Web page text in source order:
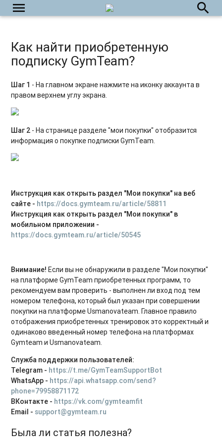
menu search
Как найти приобретенную
подписку GymTeam?
Шаг 1 - На главном экране нажмите на иконку аккаунта в
правом верхнем углу экрана.
Шаг 2 - На странице разделе "мои покупки" отобразится
информация о покупке подписки GymTeam.
Инструкция как открыть раздел "Мои покупки" на веб
сайте - https://docs.gymteam.ru/article/58811
Инструкция как открыть раздел "Мои покупки" в
мобильном приложении -
https://docs.gymteam.ru/article/50545
Внимание! Если вы не обнаружили в разделе "Мои покупки"
на платформе GymTeam приобретенных программ, то
рекомендуем вам проверить - выполнен ли вход под тем
номером телефона, который был указан при совершении
покупки на платформе Usmanovateam. Главное правило
отображения приобретенных тренировок это корректный и
одинаково введенный номер телефона на платформах
Gymteam и Usmanovateam.
Служба поддержки пользователей:
Telegram - https://t.me/GymTeamSupportBot
WhatsApp - https://api.whatsapp.com/send?
phone=79958871172
ВКонтакте - https://vk.com/gymteamfit
Email - support@gymteam.ru
Была ли статья полезна?